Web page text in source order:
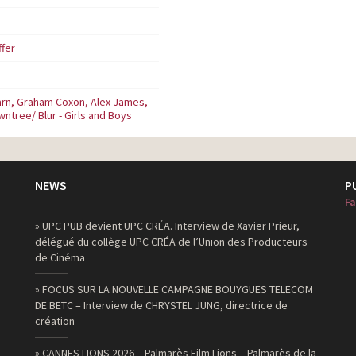
Graham Coxon, Alex James,
Blur - Girls and Boys
NEWS
» UPC PUB devient UPC CRÉA. Interview de Xavier Prieur,
délégué du collège UPC CRÉA de l’Union des Producteurs
de Cinéma
» FOCUS SUR LA NOUVELLE CAMPAGNE BOUYGUES TELECOM
DE BETC – Interview de CHRYSTEL JUNG, directrice de
création
» CANNES LIONS 2026 – Palmarès Film Lions – Palmarès de la